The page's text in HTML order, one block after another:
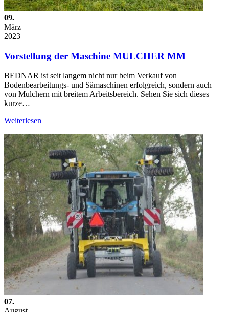
09.
März
2023
Vorstellung der Maschine MULCHER MM
BEDNAR ist seit langem nicht nur beim Verkauf von
Bodenbearbeitungs- und Sämaschinen erfolgreich, sondern auch
von Mulchern mit breitem Arbeitsbereich. Sehen Sie sich dieses
kurze…
Weiterlesen
07.